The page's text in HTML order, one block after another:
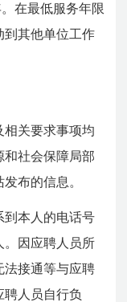
在最低服务年限
到其他单位工作
相关要求事项均
和社会保障局部
布的信息。
到本人的电话号
。因应聘人员所
法接通等与应聘
聘人员自行负